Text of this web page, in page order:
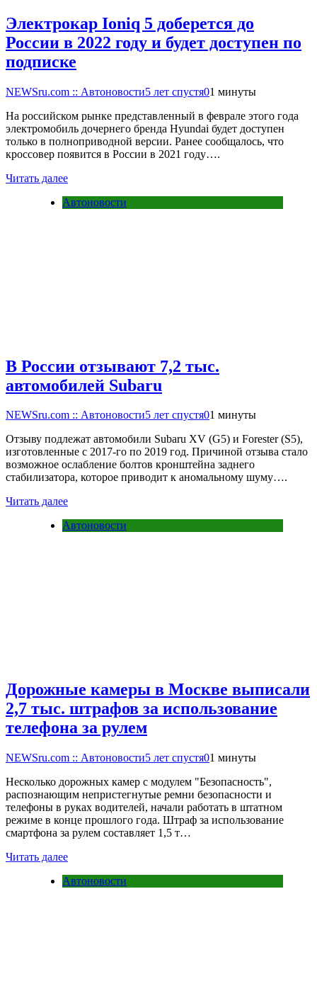
Электрокар Ioniq 5 доберется до
России в 2022 году и будет доступен по
подписке
NEWSru.com :: Автоновости5 лет спустя01 минуты
На российском рынке представленный в феврале этого года
электромобиль дочернего бренда Hyundai будет доступен
только в полноприводной версии. Ранее сообщалось, что
кроссовер появится в России в 2021 году….
Читать далее
Автоновости
В России отзывают 7,2 тыс.
автомобилей Subaru
NEWSru.com :: Автоновости5 лет спустя01 минуты
Отзыву подлежат автомобили Subaru XV (G5) и Forester (S5),
изготовленные с 2017-го по 2019 год. Причиной отзыва стало
возможное ослабление болтов кронштейна заднего
стабилизатора, которое приводит к аномальному шуму….
Читать далее
Автоновости
Дорожные камеры в Москве выписали
2,7 тыс. штрафов за использование
телефона за рулем
NEWSru.com :: Автоновости5 лет спустя01 минуты
Несколько дорожных камер с модулем "Безопасность",
распознающим непристегнутые ремни безопасности и
телефоны в руках водителей, начали работать в штатном
режиме в конце прошлого года. Штраф за использование
смартфона за рулем составляет 1,5 т…
Читать далее
Автоновости